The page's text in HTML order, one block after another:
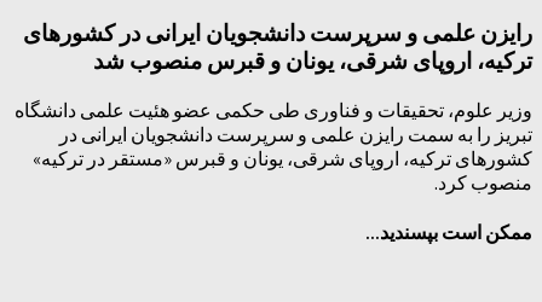
رایزن علمی و سرپرست دانشجویان ایرانی در کشورهای
ترکیه، اروپای شرقی، یونان و قبرس منصوب شد
وزیر علوم، تحقیقات و فناوری طی حکمی عضو هئیت علمی دانشگاه
تبریز را به سمت رایزن علمی و سرپرست دانشجویان ایرانی در
کشورهای ترکیه، اروپای شرقی، یونان و قبرس «مستقر در ترکیه»
منصوب کرد.
ممکن است بپسندید...